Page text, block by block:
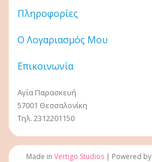
Πληροφορίες
Ο Λογαριασμός Μου
Επικοινωνία
Αγία Παρασκευή
57001 Θεσσαλονίκη
Τηλ. 2312201150
Made in Vertigo Studios | Powered by